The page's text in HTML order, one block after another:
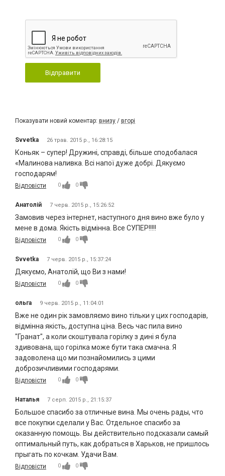
Відправити
Показувати новий коментар: внизу / вгорі
Svvetka 26 трав. 2015 р., 16:28:15
Коньяк – супер! Дружині, справді, більше сподобалася
«Малинова наливка. Всі напої дуже добрі. Дякуємо
господарям!
Відповісти 0 0
Анатолій 7 черв. 2015 р., 15:26:52
Замовив через інтернет, наступного дня вино вже було у
мене в дома. Якість відмінна. Все СУПЕР!!!!!
Відповісти 0 0
Svvetka 7 черв. 2015 р., 15:37:24
Дякуємо, Анатолій, що Ви з нами!
Відповісти 0 0
ольга 9 черв. 2015 р., 11:04:01
Вже не один рік замовляємо вино тільки у цих господарів,
відмінна якість, доступна ціна. Весь час пила вино
"Гранат", а коли скоштувала горілку з дині я була
здивована, що горілка може бути така смачна. Я
задоволена що ми познайомились з цими
доброзичливими господарями.
Відповісти 0 0
Наталья 7 серп. 2015 р., 21:15:37
Большое спасибо за отличные вина. Мы очень рады, что
все покупки сделали у Вас. Отдельное спасибо за
оказанную помощь. Вы действительно подсказали самый
оптимальный путь, как добраться в Харьков, не пришлось
прыгать по кочкам. Удачи Вам.
Відповісти 0 0